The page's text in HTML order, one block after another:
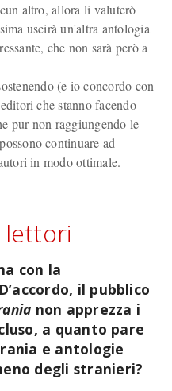
altro, allora li valuterò
uscirà un'altra antologia
che non sarà però a
(e io concordo con
che stanno facendo
pur non raggiungendo le
continuare ad
in modo ottimale.
lettori
con la
il pubblico
non apprezza i
a quanto pare
e antologie
degli stranieri?